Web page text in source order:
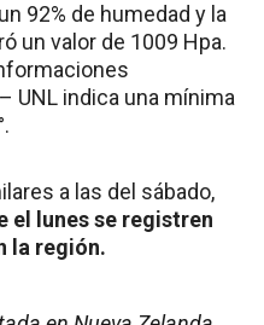
92% de humedad y la
un valor de 1009 Hpa.
UNL indica una mínima
a las del sábado,
el lunes se registren
la región.